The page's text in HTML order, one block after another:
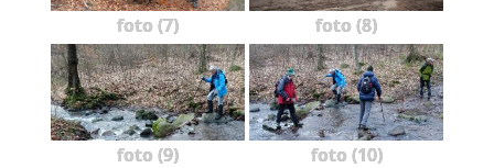
foto (7) foto (8)
foto (9) foto (10)